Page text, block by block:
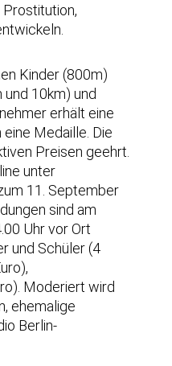
Kinder (800m)
10km) und
erhält eine
Medaille. Die
Preisen geehrt.
unter
11. September
sind am
Uhr vor Ort
und Schüler (4
Moderiert wird
ehemalige
Berlin-